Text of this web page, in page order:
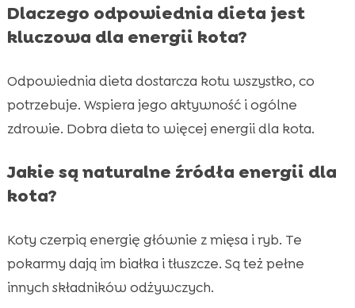
Dlaczego odpowiednia dieta jest
kluczowa dla energii kota?
Odpowiednia dieta dostarcza kotu wszystko, co
potrzebuje. Wspiera jego aktywność i ogólne
zdrowie. Dobra dieta to więcej energii dla kota.
Jakie są naturalne źródła energii dla
kota?
Koty czerpią energię głównie z mięsa i ryb. Te
pokarmy dają im białka i tłuszcze. Są też pełne
innych składników odżywczych.